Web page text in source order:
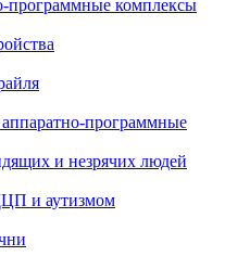
программные комплексы
программные
и незрячих людей
и аутизмом